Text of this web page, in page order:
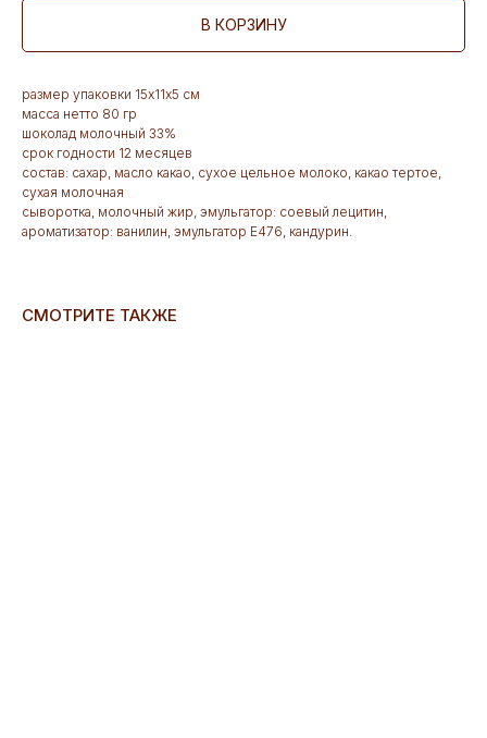
В КОРЗИНУ
размер упаковки 15х11х5 см
масса нетто 80 гр
шоколад молочный 33%
срок годности 12 месяцев
состав: сахар, масло какао, сухое цельное молоко, какао тертое,
сухая молочная
сыворотка, молочный жир, эмульгатор: соевый лецитин,
ароматизатор: ванилин, эмульгатор Е476, кандурин.
СМОТРИТЕ ТАКЖЕ